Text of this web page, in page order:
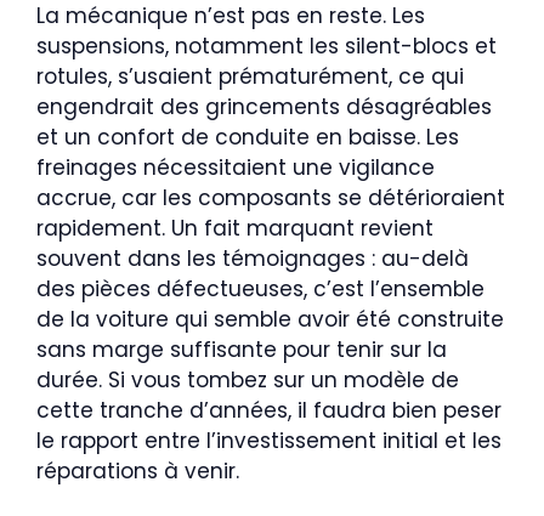
La mécanique n’est pas en reste. Les
suspensions, notamment les silent-blocs et
rotules, s’usaient prématurément, ce qui
engendrait des grincements désagréables
et un confort de conduite en baisse. Les
freinages nécessitaient une vigilance
accrue, car les composants se détérioraient
rapidement. Un fait marquant revient
souvent dans les témoignages : au-delà
des pièces défectueuses, c’est l’ensemble
de la voiture qui semble avoir été construite
sans marge suffisante pour tenir sur la
durée. Si vous tombez sur un modèle de
cette tranche d’années, il faudra bien peser
le rapport entre l’investissement initial et les
réparations à venir.